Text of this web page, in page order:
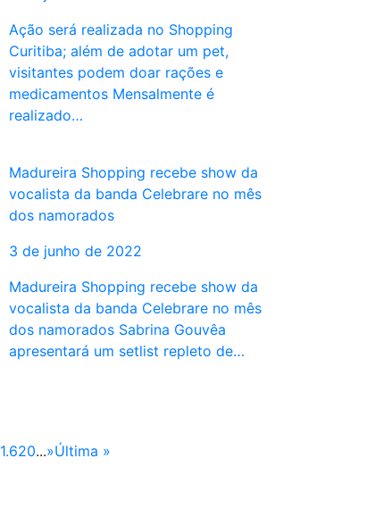
Ação será realizada no Shopping
Curitiba; além de adotar um pet,
visitantes podem doar rações e
medicamentos Mensalmente é
realizado…
Madureira Shopping recebe show da
vocalista da banda Celebrare no mês
dos namorados
3 de junho de 2022
Madureira Shopping recebe show da
vocalista da banda Celebrare no mês
dos namorados Sabrina Gouvêa
apresentará um setlist repleto de…
1.620...»Última »